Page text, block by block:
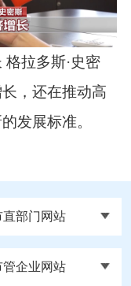
拉多斯·史密
，还在推动高
发展标准。
直部门网站
管企业网站